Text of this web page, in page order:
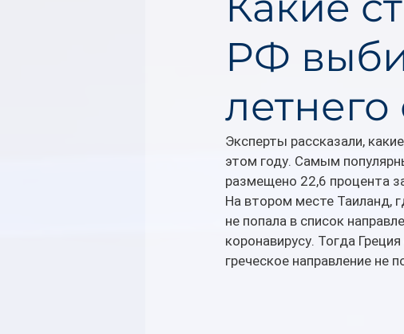
РФ
летнего
Эксперты рассказали,
этом году. Самым
размещено 22,6 процента
На втором месте Таиланд,
не попала в список
коронавирусу. Тогда
греческое направление не